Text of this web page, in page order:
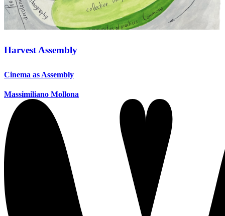
Harvest Assembly
Cinema as Assembly
Massimiliano Mollona